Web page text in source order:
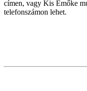
címen, vagy Kis Emőke
telefonszámon lehet.